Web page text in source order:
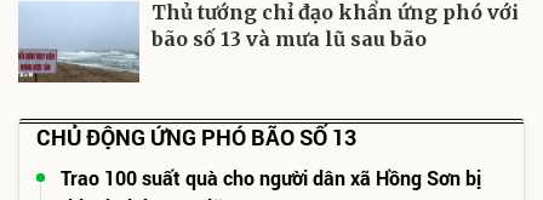
Thủ tướng chỉ đạo khẩn ứng phó với
bão số 13 và mưa lũ sau bão
CHỦ ĐỘNG ỨNG PHÓ BÃO SỐ 13
Trao 100 suất quà cho người dân xã Hồng Sơn bị